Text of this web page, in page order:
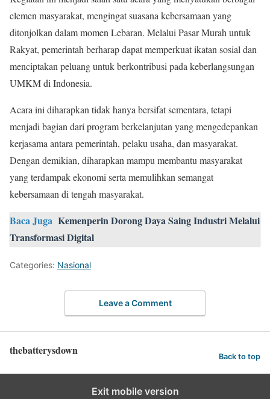
elemen masyarakat, mengingat suasana kebersamaan yang
ditonjolkan dalam momen Lebaran. Melalui Pasar Murah untuk
Rakyat, pemerintah berharap dapat memperkuat ikatan sosial dan
menciptakan peluang untuk berkontribusi pada keberlangsungan
UMKM di Indonesia.
Acara ini diharapkan tidak hanya bersifat sementara, tetapi
menjadi bagian dari program berkelanjutan yang mengedepankan
kerjasama antara pemerintah, pelaku usaha, dan masyarakat.
Dengan demikian, diharapkan mampu membantu masyarakat
yang terdampak ekonomi serta memulihkan semangat
kebersamaan di tengah masyarakat.
Baca Juga Kemenperin Dorong Daya Saing Industri Melalui
Transformasi Digital
Categories: Nasional
Leave a Comment
thebatterysdown Back to top
Exit mobile version